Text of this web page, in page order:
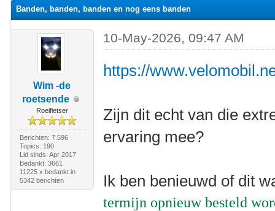
Banden, banden, banden en nog eens banden
Wim -de
roetsende
Roeifietser
Berichten: 7.596
Topics: 190
Lid sinds: Apr 2017
Bedankt: 3661
11225 x bedankt in
5342 berichten
10-May-2026, 09:47 AM
https://
Zijn dit echt van die
ervaring mee?
Ik ben benieuwd of dit
termijn opnieuw besteld